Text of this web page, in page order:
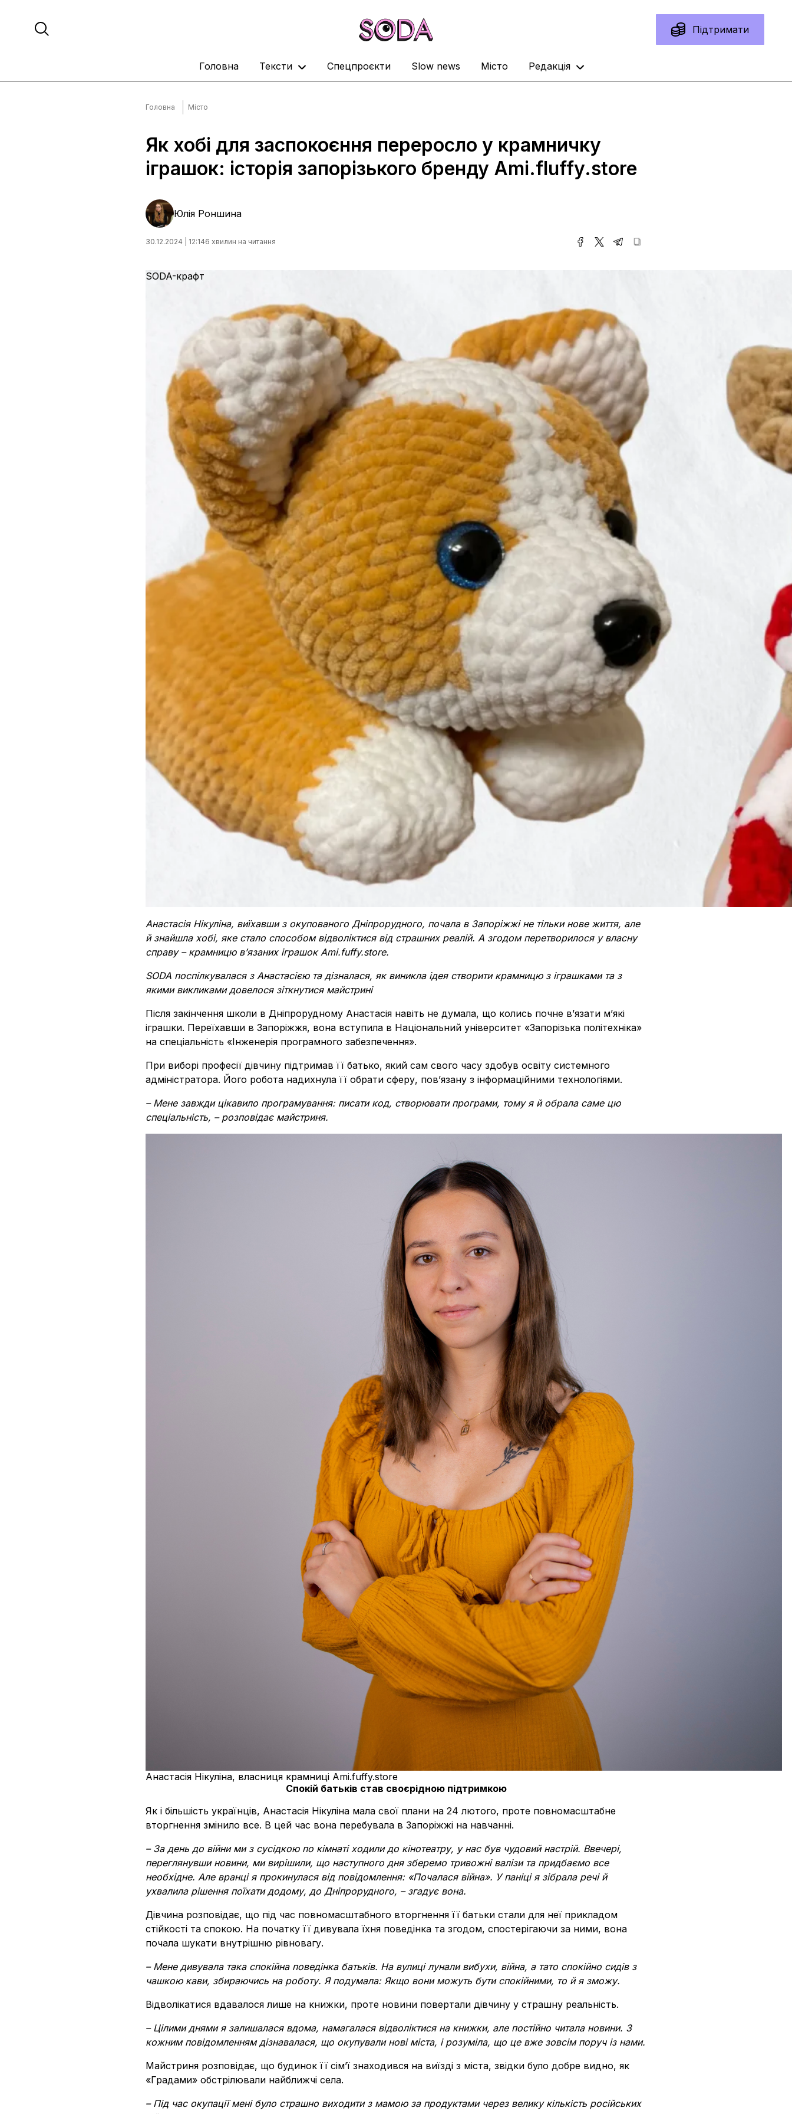
Підтримати
Головна Тексти Спецпроєкти Slow news Місто Редакція
Головна Місто
Як хобі для заспокоєння переросло у крамничку
іграшок: історія запорізького бренду Ami.fluffy.store
Юлія Роншина
30.12.2024 | 12:146 хвилин на читання
SODA-крафт
Анастасія Нікуліна, виїхавши з окупованого Дніпрорудного, почала в Запоріжжі не тільки нове життя, але
й знайшла хобі, яке стало способом відволіктися від страшних реалій. А згодом перетворилося у власну
справу – крамницю в’язаних іграшок Ami.fuffy.store.
SODA поспілкувалася з Анастасією та дізналася, як виникла ідея створити крамницю з іграшками та з
якими викликами довелося зіткнутися майстрині
Після закінчення школи в Дніпрорудному Анастасія навіть не думала, що колись почне вʼязати мʼякі
іграшки. Переїхавши в Запоріжжя, вона вступила в Національний університет «Запорізька політехніка»
на спеціальність «Інженерія програмного забезпечення».
При виборі професії дівчину підтримав її батько, який сам свого часу здобув освіту системного
адміністратора. Його робота надихнула її обрати сферу, пов’язану з інформаційними технологіями.
– Мене завжди цікавило програмування: писати код, створювати програми, тому я й обрала саме цю
спеціальність, – розповідає майстриня.
Анастасія Нікуліна, власниця крамниці Ami.fuffy.store
Спокій батьків став своєрідною підтримкою
Як і більшість українців, Анастасія Нікуліна мала свої плани на 24 лютого, проте повномасштабне
вторгнення змінило все. В цей час вона перебувала в Запоріжжі на навчанні.
– За день до війни ми з сусідкою по кімнаті ходили до кінотеатру, у нас був чудовий настрій. Ввечері,
переглянувши новини, ми вирішили, що наступного дня зберемо тривожні валізи та придбаємо все
необхідне. Але вранці я прокинулася від повідомлення: «Почалася війна». У паніці я зібрала речі й
ухвалила рішення поїхати додому, до Дніпрорудного, – згадує вона.
Дівчина розповідає, що під час повномасштабного вторгнення її батьки стали для неї прикладом
стійкості та спокою. На початку її дивувала їхня поведінка та згодом, спостерігаючи за ними, вона
почала шукати внутрішню рівновагу.
– Мене дивувала така спокійна поведінка батьків. На вулиці лунали вибухи, війна, а тато спокійно сидів з
чашкою кави, збираючись на роботу. Я подумала: Якщо вони можуть бути спокійними, то й я зможу.
Відволікатися вдавалося лише на книжки, проте новини повертали дівчину у страшну реальність.
– Цілими днями я залишалася вдома, намагалася відволіктися на книжки, але постійно читала новини. З
кожним повідомленням дізнавалася, що окупували нові міста, і розуміла, що це вже зовсім поруч із нами.
Майстриня розповідає, що будинок її сім’ї знаходився на виїзді з міста, звідки було добре видно, як
«Градами» обстрілювали найближчі села.
– Під час окупації мені було страшно виходити з мамою за продуктами через велику кількість російських